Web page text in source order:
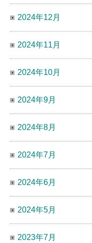
2024年12月
2024年11月
2024年10月
2024年9月
2024年8月
2024年7月
2024年6月
2024年5月
2023年7月